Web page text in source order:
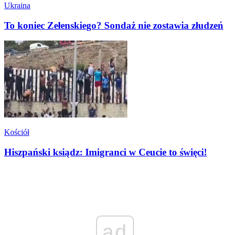
Ukraina
To koniec Zełenskiego? Sondaż nie zostawia złudzeń
Kościół
Hiszpański ksiądz: Imigranci w Ceucie to święci!